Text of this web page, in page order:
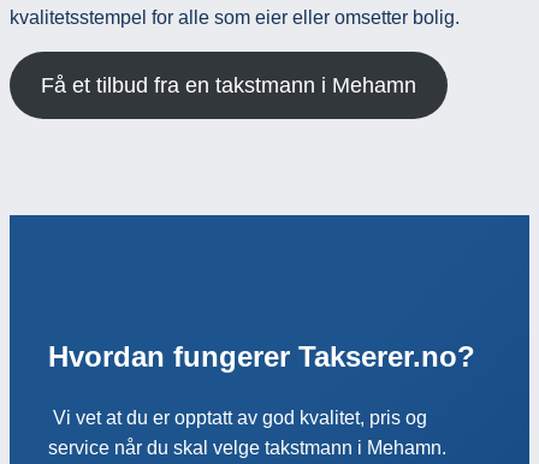
kvalitetsstempel for alle som eier eller omsetter bolig.
Få et tilbud fra en takstmann i Mehamn
Hvordan fungerer Takserer.no?
Vi vet at du er opptatt av god kvalitet, pris og
service når du skal velge takstmann i Mehamn.